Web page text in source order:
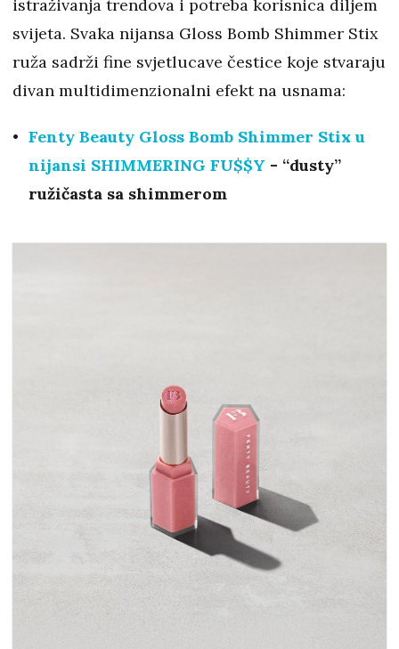
istraživanja trendova i potreba korisnica diljem
svijeta. Svaka nijansa Gloss Bomb Shimmer Stix
ruža sadrži fine svjetlucave čestice koje stvaraju
divan multidimenzionalni efekt na usnama:
Fenty Beauty Gloss Bomb Shimmer Stix u
nijansi SHIMMERING FU$$Y - “dusty”
ružičasta sa shimmerom